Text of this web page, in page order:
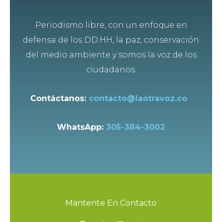
Periodismo libre, con un enfoque en
defensa de los DD.HH, la paz, conservación
del medio ambiente y somos la voz de los
ciudadanos.
Contáctanos: contacto@laotravoz.co
WhatsApp: 305-384-3002
Mantente En Contacto